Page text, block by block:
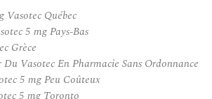
Vasotec Québec
5 mg Pays-Bas
Grèce
Vasotec En Pharmacie Sans Ordonnance
5 mg Peu Coûteux